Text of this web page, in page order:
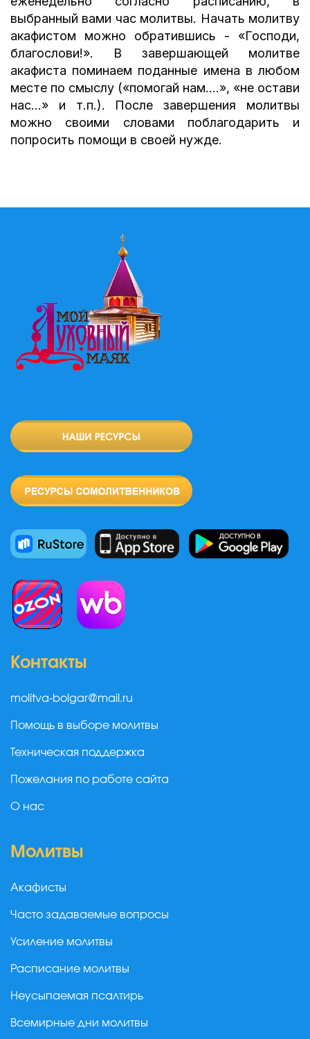
выбранный вами час молитвы. Начать молитву
акафистом можно обратившись - «Господи,
благослови!». В завершающей молитве
акафиста поминаем поданные имена в любом
месте по смыслу («помогай нам….», «не остави
нас…» и т.п.). После завершения молитвы
можно своими словами поблагодарить и
попросить помощи в своей нужде.
Контакты
molitva-bolgar@mail.ru
Помощь в выборе молитвы
Техническая поддержка
Пожелания по работе сайта
О нас
Молитвы
Акафисты
Часто задаваемые вопросы
Усиление молитвы
Расписание молитвы
Неусыпаемая псалтирь
Всемирные дни молитвы